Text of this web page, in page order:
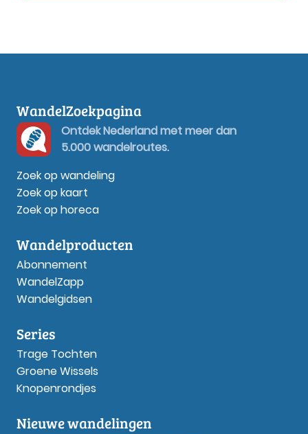
WandelZoekpagina
Ontdek Nederland met meer dan
5.000 wandelroutes.
Zoek op wandeling
Zoek op kaart
Zoek op horeca
Wandelproducten
Abonnement
WandelZapp
Wandelgidsen
Series
Trage Tochten
Groene Wissels
Knopenrondjes
Nieuwe wandelingen